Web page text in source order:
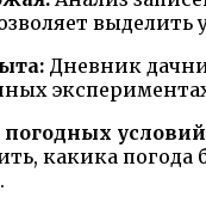
Дневник
какика